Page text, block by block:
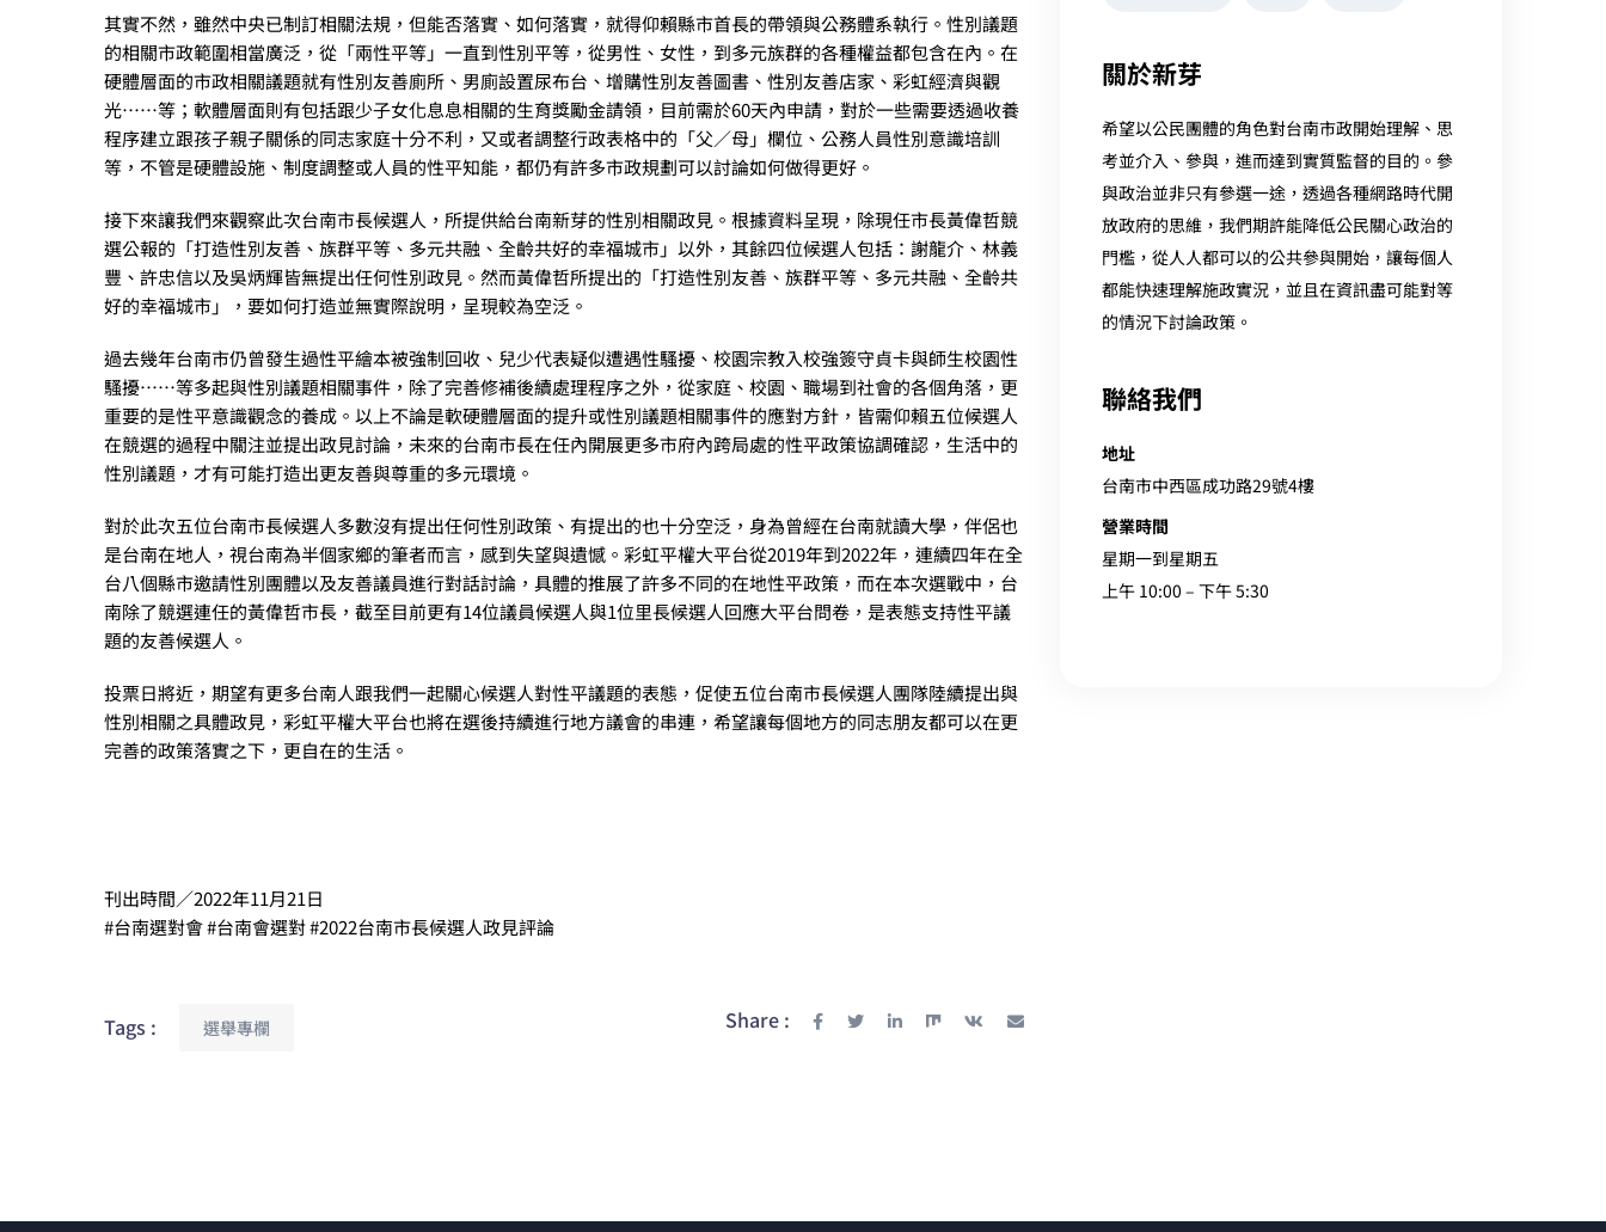
其實不然，雖然中央已制訂相關法規，但能否落實、如何落實，就得仰賴縣市首長的帶領與公務體系執行。性別議題
的相關市政範圍相當廣泛，從「兩性平等」一直到性別平等，從男性、女性，到多元族群的各種權益都包含在內。在
硬體層面的市政相關議題就有性別友善廁所、男廁設置尿布台、增購性別友善圖書、性別友善店家、彩虹經濟與觀
光……等；軟體層面則有包括跟少子女化息息相關的生育獎勵金請領，目前需於60天內申請，對於一些需要透過收養
程序建立跟孩子親子關係的同志家庭十分不利，又或者調整行政表格中的「父／母」欄位、公務人員性別意識培訓
等，不管是硬體設施、制度調整或人員的性平知能，都仍有許多市政規劃可以討論如何做得更好。
接下來讓我們來觀察此次台南市長候選人，所提供給台南新芽的性別相關政見。根據資料呈現，除現任市長黃偉哲競
選公報的「打造性別友善、族群平等、多元共融、全齡共好的幸福城市」以外，其餘四位候選人包括：謝龍介、林義
豐、許忠信以及吳炳輝皆無提出任何性別政見。然而黃偉哲所提出的「打造性別友善、族群平等、多元共融、全齡共
好的幸福城市」，要如何打造並無實際說明，呈現較為空泛。
過去幾年台南市仍曾發生過性平繪本被強制回收、兒少代表疑似遭遇性騷擾、校園宗教入校強簽守貞卡與師生校園性
騷擾……等多起與性別議題相關事件，除了完善修補後續處理程序之外，從家庭、校園、職場到社會的各個角落，更
重要的是性平意識觀念的養成。以上不論是軟硬體層面的提升或性別議題相關事件的應對方針，皆需仰賴五位候選人
在競選的過程中關注並提出政見討論，未來的台南市長在任內開展更多市府內跨局處的性平政策協調確認，生活中的
性別議題，才有可能打造出更友善與尊重的多元環境。
對於此次五位台南市長候選人多數沒有提出任何性別政策、有提出的也十分空泛，身為曾經在台南就讀大學，伴侶也
是台南在地人，視台南為半個家鄉的筆者而言，感到失望與遺憾。彩虹平權大平台從2019年到2022年，連續四年在全
台八個縣市邀請性別團體以及友善議員進行對話討論，具體的推展了許多不同的在地性平政策，而在本次選戰中，台
南除了競選連任的黃偉哲市長，截至目前更有14位議員候選人與1位里長候選人回應大平台問卷，是表態支持性平議
題的友善候選人。
投票日將近，期望有更多台南人跟我們一起關心候選人對性平議題的表態，促使五位台南市長候選人團隊陸續提出與
性別相關之具體政見，彩虹平權大平台也將在選後持續進行地方議會的串連，希望讓每個地方的同志朋友都可以在更
完善的政策落實之下，更自在的生活。
刊出時間／2022年11月21日
#台南選對會 #台南會選對 #2022台南市長候選人政見評論
Tags : 選舉專欄 Share :
關於新芽
希望以公民團體的角色對台南市政開始理解、思
考並介入、參與，進而達到實質監督的目的。參
與政治並非只有參選一途，透過各種網路時代開
放政府的思維，我們期許能降低公民關心政治的
門檻，從人人都可以的公共參與開始，讓每個人
都能快速理解施政實況，並且在資訊盡可能對等
的情況下討論政策。
聯絡我們
地址
台南市中西區成功路29號4樓
營業時間
星期一到星期五
上午 10:00 – 下午 5:30